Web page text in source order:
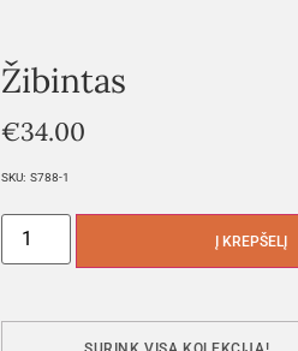
Žibintas
€34.00
SKU: S788-1
Į KREPŠELĮ